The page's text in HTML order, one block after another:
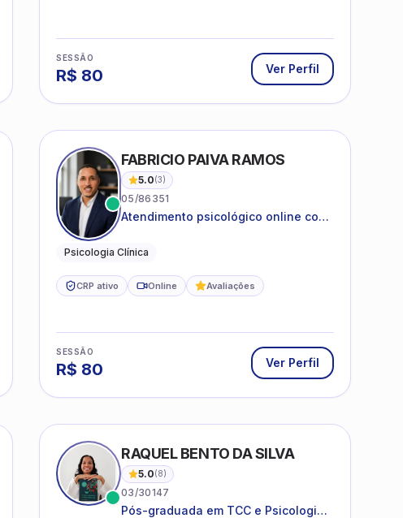
SESSÃO
R$ 80 Ver Perfil
SILVA FABRICIO PAIVA RAMOS
5.0(3)
05/86351
Atendimento psicológico online com
Psicologia Clínica
CRP ativo Online Avaliações
SESSÃO
R$ 80 Ver Perfil
RAQUEL BENTO DA SILVA
5.0(8)
03/30147
Pós-graduada em TCC e Psicologia